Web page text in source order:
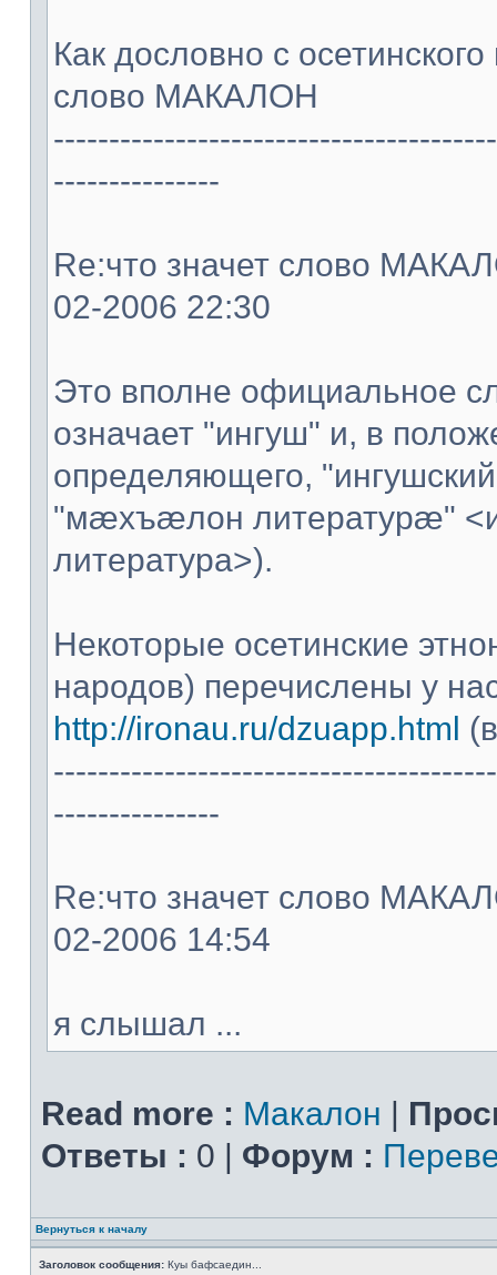
Как дословно с
слово МАКАЛОН
---------------
Re:что значет слово
02-2006 22:30
Это вполне официальное
означает "ингуш" и, в
определяющего,
"мæхъæлон литературæ"
литература>).
Некоторые осетинские
народов) перечислены у
http://ironau.ru/dzuapp.html
---------------
Re:что значет слово
02-2006 14:54
я слышал ...
Read more : Макалон |
Ответы : 0 | Форум :
Вернуться к началу
Заголовок сообщения: Куы бафсаедин...